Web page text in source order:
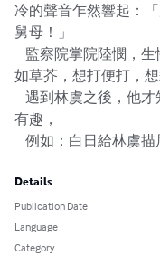
冷的聲音乍然響起：
舅母！」
如草芥，想打便打，
有趣，
例如：白日給林
Details
Publication Date
Language
Category